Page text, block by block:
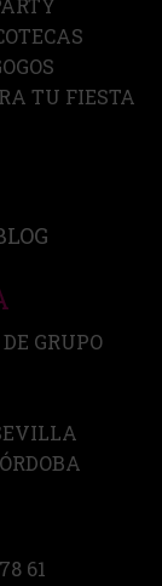
TU FIESTA
GRUPO
61